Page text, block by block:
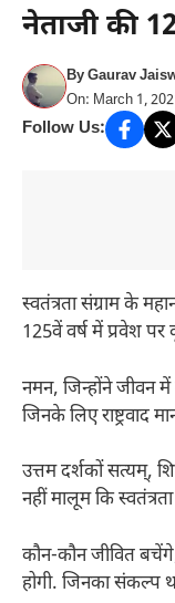
नेताजी की
ByGaurav
On: March 1,
Follow Us:
स्वतंत्रता संग्राम के
125वें वर्ष में प्रवेश पर
नमन, जिन्होंने जीवन में
जिनके लिए राष्ट्रवाद
उत्तम दर्शकों सत्यम्,
नहीं मालूम कि
कौन-कौन जीवित
होगी. जिनका संकल्प